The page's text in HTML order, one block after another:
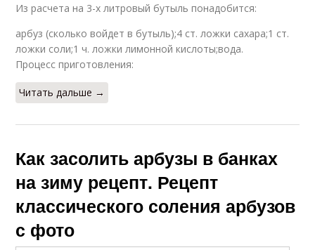
Из расчета на 3-х литровый бутыль понадобится:
арбуз (сколько войдет в бутыль);4 ст. ложки сахара;1 ст.
ложки соли;1 ч. ложки лимонной кислоты;вода.
Процесс приготовления:
Читать дальше →
Как засолить арбузы в банках
на зиму рецепт. Рецепт
классического соления арбузов
с фото